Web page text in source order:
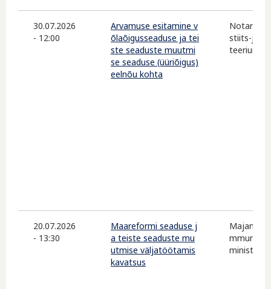
30.07.2026
- 12:00
Arvamuse esitamine v
õlaõigusseaduse ja tei
ste seaduste muutmi
se seaduse (üüriõigus)
eelnõu kohta
Notarite
stiits-ja
teerium
20.07.2026
- 13:30
Maareformi seaduse j
a teiste seaduste mu
utmise väljatöötamis
kavatsus